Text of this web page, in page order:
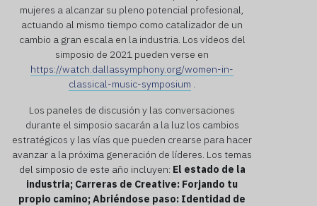
mujeres a alcanzar su pleno potencial profesional,
actuando al mismo tiempo como catalizador de un
cambio a gran escala en la industria. Los vídeos del
simposio de 2021 pueden verse en
https://watch.dallassymphony.org/women-in-
classical-music-symposium .
Los paneles de discusión y las conversaciones
durante el simposio sacarán a la luz los cambios
estratégicos y las vías que pueden crearse para hacer
avanzar a la próxima generación de líderes. Los temas
del simposio de este año incluyen: El estado de la
industria; Carreras de Creative: Forjando tu
propio camino;Abriéndose paso: Identidad de